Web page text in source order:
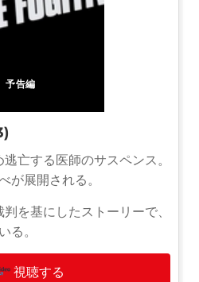
予告編
亡する医師のサスペンス。
が展開される。
を基にしたストーリーで、
る。
視聴する